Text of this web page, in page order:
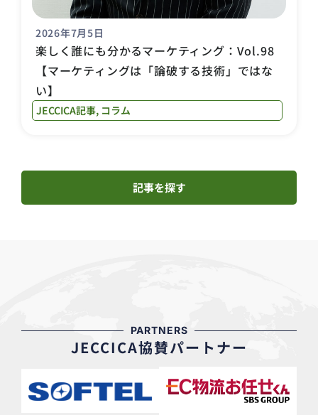
2026年7月5日
楽しく誰にも分かるマーケティング：Vol.98
【マーケティングは「論破する技術」ではな
い】
JECCICA記事, コラム
記事を探す
PARTNERS
JECCICA協賛パートナー